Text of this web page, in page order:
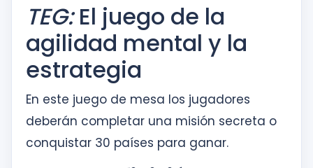
TEG:El juego de la
agilidad mental y la
estrategia
En este juego de mesa los jugadores
deberán completar una misión secreta o
conquistar 30 países para ganar.